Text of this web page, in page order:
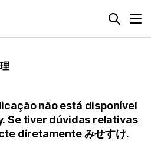
não está disponível
Se tiver dúvidas relativas
diretamente みせすけ.